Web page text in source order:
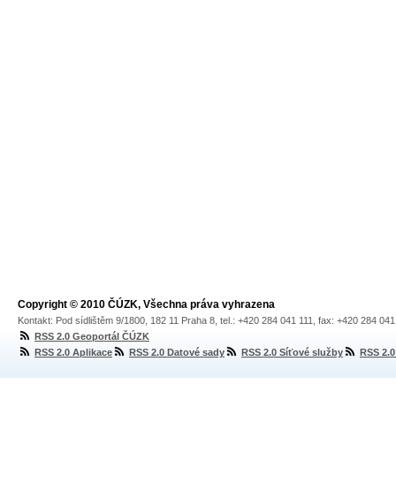
Copyright © 2010 ČÚZK, Všechna práva vyhrazena
Kontakt: Pod sídlištěm 9/1800, 182 11 Praha 8, tel.: +420 284 041 111, fax: +420 284
RSS 2.0 Geoportál ČÚZK
RSS 2.0 Aplikace
RSS 2.0 Datové sady RSS 2.0 Síťové služby RSS